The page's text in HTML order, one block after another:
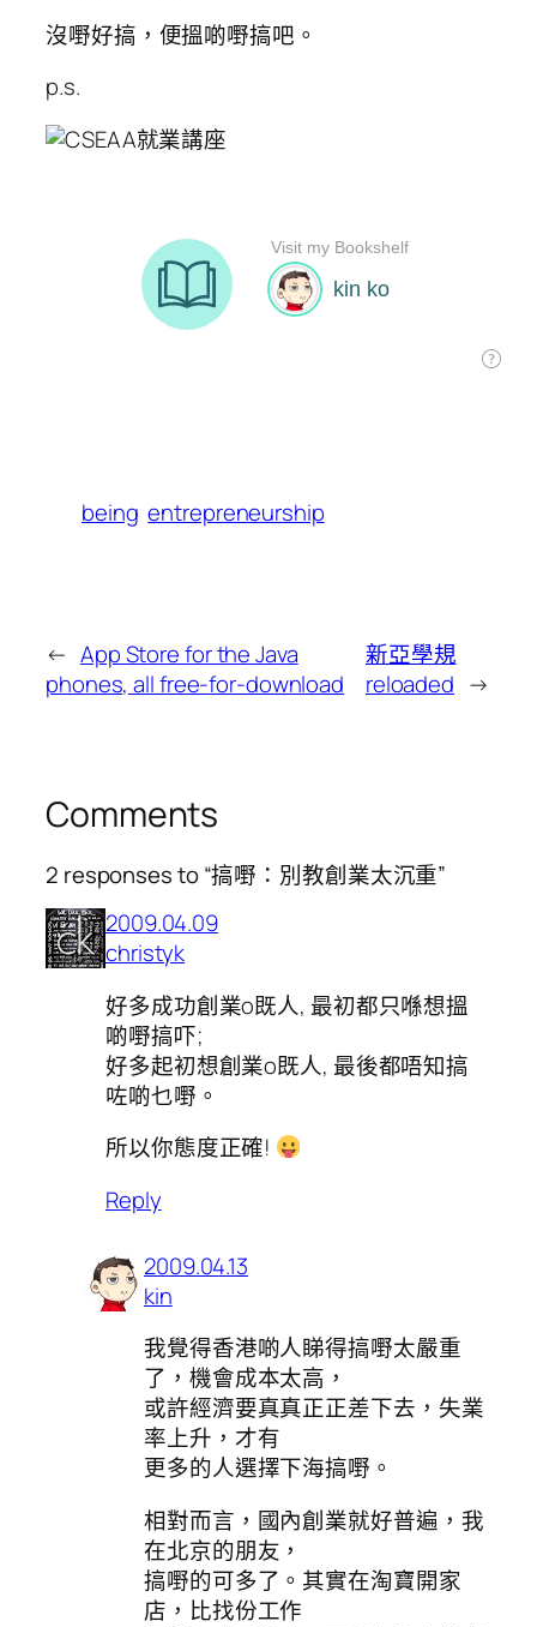
沒嘢好搞，便搵啲嘢搞吧。
p.s.
being entrepreneurship
← App Store for the Java
phones, all free-for-download
新亞學規
reloaded →
Comments
2 responses to “搞嘢：別教創業太沉重”
2009.04.09
christyk
好多成功創業o既人, 最初都只喺想搵
啲嘢搞吓;
好多起初想創業o既人, 最後都唔知搞
咗啲乜嘢。
所以你態度正確!
Reply
2009.04.13
kin
我覺得香港啲人睇得搞嘢太嚴重
了，機會成本太高，
或許經濟要真真正正差下去，失業
率上升，才有
更多的人選擇下海搞嘢。
相對而言，國內創業就好普遍，我
在北京的朋友，
搞嘢的可多了。其實在淘寶開家
店，比找份工作